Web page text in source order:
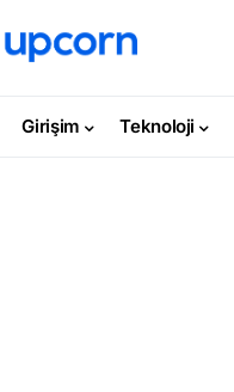
Girişim Teknoloji